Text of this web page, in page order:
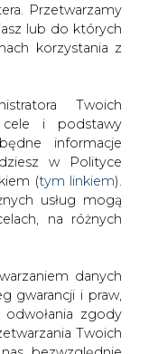
Przetwarzamy
lub do których
korzystania z
Twoich
i podstawy
informacje
w Polityce
(tym linkiem).
usług mogą
na różnych
danych
gwarancji i praw,
zgody
Twoich
Gotowy protokół
skomentuj
:
i